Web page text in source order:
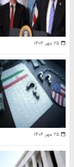
۲۵ مهر ۱۴۰۴
۲۵ مهر ۱۴۰۴